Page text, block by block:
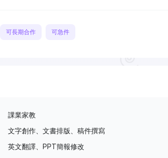
可長期合作 可急件
課業家教
文字創作、文書排版、稿件撰寫
英文翻譯、PPT簡報修改